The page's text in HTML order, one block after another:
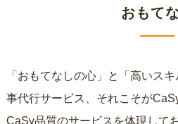
おもて
「おもてなしの心」と「高いス
事代行サービス、それこそが
CaSy品質のサービスを体現して